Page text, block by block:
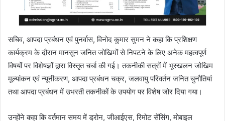
सचिव, आपदा प्रबंधन एवं पुनर्वास, विनोद कुमार सुमन ने कहा कि प्रशिक्षण
कार्यक्रम के दौरान मानसून जनित जोखिमों से निपटने के लिए अनेक महत्वपूर्ण
विषयों पर विशेषज्ञों द्वारा विस्तृत चर्चा की गई। तकनीकी सत्रों में भूस्खलन जोखिम
मूल्यांकन एवं न्यूनीकरण, आपदा प्रबंधन चक्र, जलवायु परिवर्तन जनित चुनौतियां
तथा आपदा प्रबंधन में उभरती तकनीकों के उपयोग पर विशेष जोर दिया गया।
उन्होंने कहा कि वर्तमान समय में ड्रोन, जीआईएस, रिमोट सेंसिंग, मोबाइल